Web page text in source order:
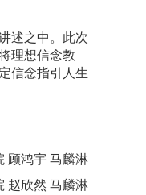
述之中。此次
理想信念教
信念指引人生
顾鸿宇 马麟淋
赵欣然 马麟淋